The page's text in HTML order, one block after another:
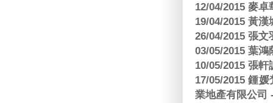
12/04/2015 麥
19/04/2015 黃
26/04/2015 張
03/05/2015 葉
10/05/2015 張
17/05/2015 鍾
業地產有限公司